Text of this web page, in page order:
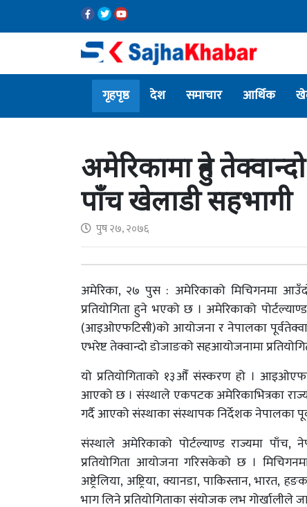
गृहपृष्ठ देश समाचार आर्थिक
अमेरिकामा हुने
पाँच खेलाडी सहभागी
पुष २७, २०७६
अमेरिका, २७ पुस : अमेरिकाको मिचिगनमा आउँदो
प्रतियोगिता हुने भएको छ । अमेरिकाको
(आइओएफटिसी)को आयोजना र नेपालका
एभरेष्ट तेक्वान्दो डोजाङको सहआयोजनामा
यो प्रतियोगिताको १३औँ संस्करण हो ।
आएको छ । संस्थाले एकपटक अमेरिकाभित्रका
गर्दै आएको संस्थाका संस्थापक निर्देशक नेपालका
संस्थाले अमेरिकाको पोर्टल्याण्ड राज्यमा
प्रतियोगिता आयोजना गरिसकेको छ ।
अष्ट्रेलिया, अष्ट्रिया, क्यानडा, पाकिस्तान,
भाग लिने प्रतियोगिताका संयोजक लभ गोर्खालीले